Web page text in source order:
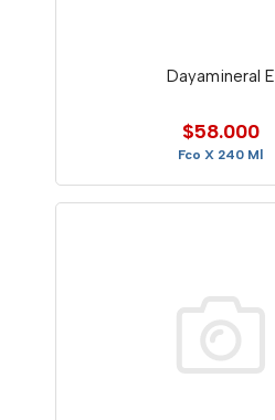
Dayamineral E
$58.000
Fco X 240 Ml